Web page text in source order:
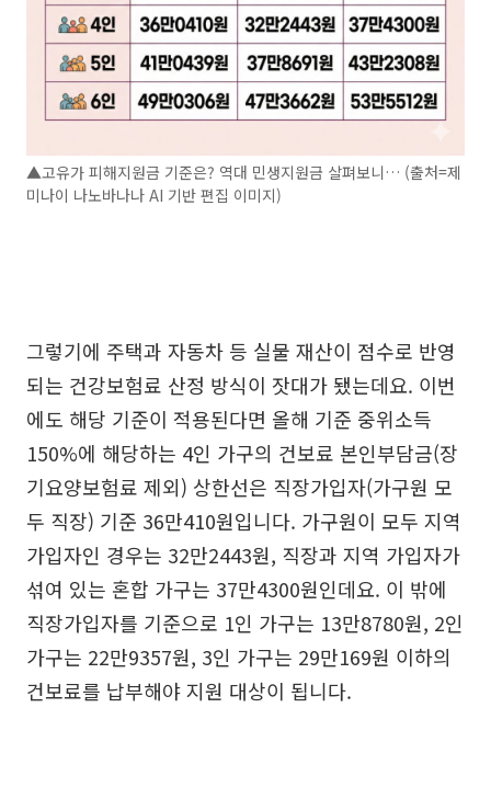
▲고유가 피해지원금 기준은? 역대 민생지원금 살펴보니… (출처=제
미나이 나노바나나 AI 기반 편집 이미지)
그렇기에 주택과 자동차 등 실물 재산이 점수로 반영
되는 건강보험료 산정 방식이 잣대가 됐는데요. 이번
에도 해당 기준이 적용된다면 올해 기준 중위소득
150%에 해당하는 4인 가구의 건보료 본인부담금(장
기요양보험료 제외) 상한선은 직장가입자(가구원 모
두 직장) 기준 36만410원입니다. 가구원이 모두 지역
가입자인 경우는 32만2443원, 직장과 지역 가입자가
섞여 있는 혼합 가구는 37만4300원인데요. 이 밖에
직장가입자를 기준으로 1인 가구는 13만8780원, 2인
가구는 22만9357원, 3인 가구는 29만169원 이하의
건보료를 납부해야 지원 대상이 됩니다.